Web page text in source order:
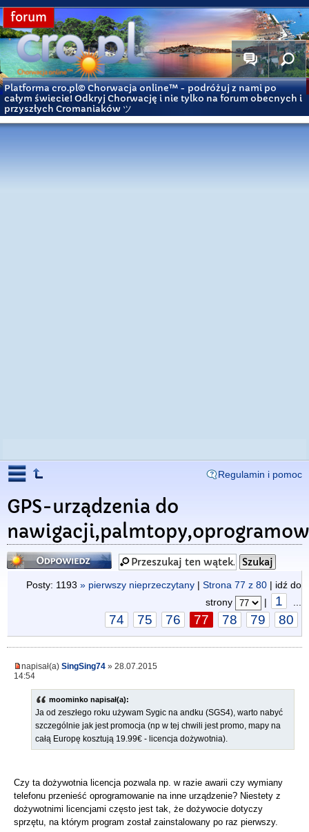
forum
Platforma cro.pl© Chorwacja online™ - podróżuj z nami po
całym świecie! Odkryj Chorwację i nie tylko na forum obecnych i
przyszłych Cromaniaków ツ
Regulamin i pomoc
GPS-urządzenia do
Odpowiedz
Posty: 1193 » pierwszy nieprzeczytany | Strona 77 z 80 | idź do
strony
| 1
74 75 76 77 78 79 80
napisał(a) SingSing74 » 28.07.2015
14:54
moominko napisał(a):
Ja od zeszłego roku używam Sygic na andku (SGS4), warto nabyć
szczególnie jak jest promocja (np w tej chwili jest promo, mapy na
całą Europę kosztują 19.99€ - licencja dożywotnia).
Czy ta dożywotnia licencja pozwala np. w razie awarii czy wymiany
telefonu przenieść oprogramowanie na inne urządzenie? Niestety z
dożywotnimi licencjami często jest tak, że dożywocie dotyczy
sprzętu, na którym program został zainstalowany po raz pierwszy.